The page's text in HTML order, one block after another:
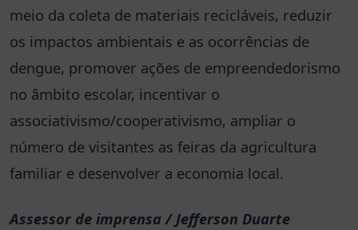
meio da coleta de materiais recicláveis, reduzir
os impactos ambientais e as ocorrências de
dengue, promover ações de empreendedorismo
no âmbito escolar, incentivar o
associativismo/cooperativismo, ampliar o
número de visitantes as feiras da agricultura
familiar e desenvolver a economia local.
Assessor de imprensa / Jefferson Duarte